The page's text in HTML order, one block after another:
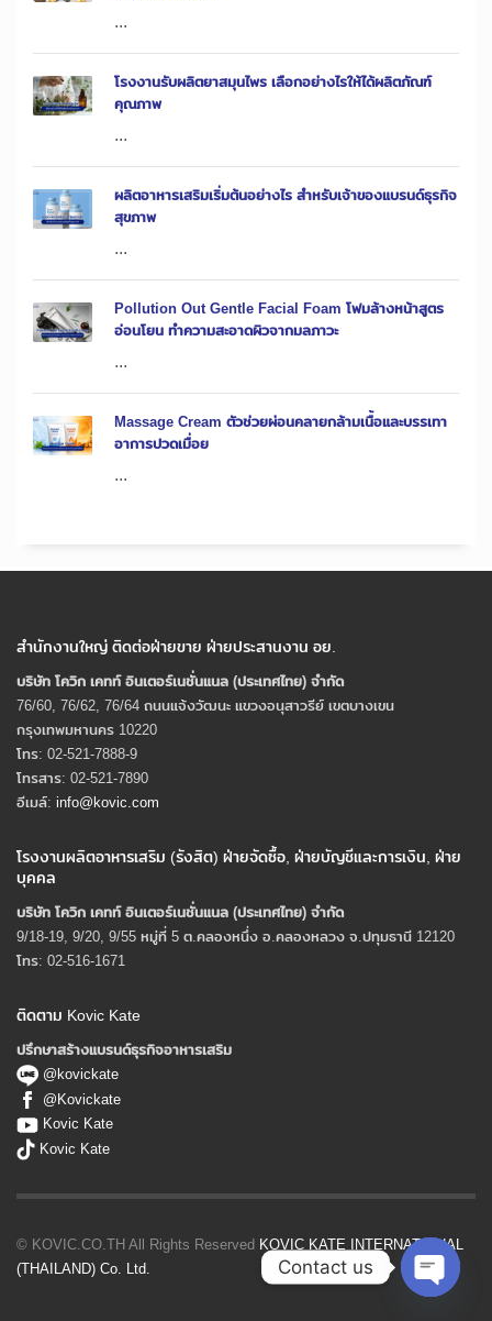
...
โรงงานรับผลิตยาสมุนไพร เลือกอย่างไรให้ได้ผลิตภัณฑ์
คุณภาพ
...
ผลิตอาหารเสริมเริ่มต้นอย่างไร สำหรับเจ้าของแบรนด์ธุรกิจ
สุขภาพ
...
Pollution Out Gentle Facial Foam โฟมล้างหน้าสูตร
อ่อนโยน ทำความสะอาดผิวจากมลภาวะ
...
Massage Cream ตัวช่วยผ่อนคลายกล้ามเนื้อและบรรเทา
อาการปวดเมื่อย
...
สำนักงานใหญ่ ติดต่อฝ่ายขาย ฝ่ายประสานงาน อย.
บริษัท โควิก เคทท์ อินเตอร์เนชั่นแนล (ประเทศไทย) จํากัด
76/60, 76/62, 76/64 ถนนแจ้งวัฒนะ แขวงอนุสาวรีย์ เขตบางเขน
กรุงเทพมหานคร 10220
โทร: 02-521-7888-9
โทรสาร: 02-521-7890
อีเมล์: info@kovic.com
โรงงานผลิตอาหารเสริม (รังสิต) ฝ่ายจัดซื้อ, ฝ่ายบัญชีและการเงิน, ฝ่าย
บุคคล
บริษัท โควิก เคทท์ อินเตอร์เนชั่นแนล (ประเทศไทย) จํากัด
9/18-19, 9/20, 9/55 หมู่ที่ 5 ต.คลองหนึ่ง อ.คลองหลวง จ.ปทุมธานี 12120
โทร: 02-516-1671
ติดตาม Kovic Kate
ปรึกษาสร้างแบรนด์ธุรกิจอาหารเสริม
@kovickate
@Kovickate
Kovic Kate
Kovic Kate
© KOVIC.CO.TH All Rights Reserved KOVIC KATE INTERNATIONAL
(THAILAND) Co. Ltd.
Contact us